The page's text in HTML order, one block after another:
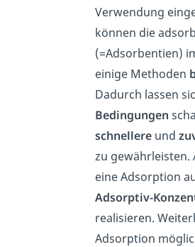
Verwendung
können die
(=Adsorbentien)
einige Methoden
Dadurch lassen
Bedingungen
schnellere und
zu gewährleisten.
eine Adsorption
Adsorptiv-
realisieren.
Adsorption